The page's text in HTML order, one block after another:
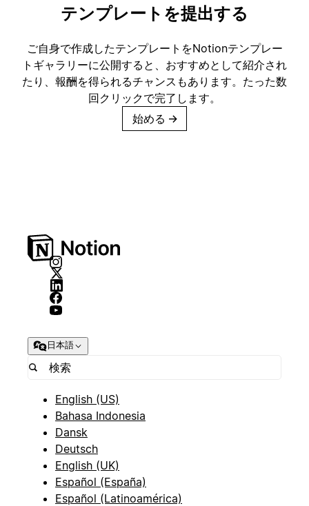
テンプレートを提出する
ご自身で作成したテンプレートをNotionテンプレー
トギャラリーに公開すると、おすすめとして紹介され
たり、報酬を得られるチャンスもあります。たった数
回クリックで完了します。
始める →
日本語
English (US)
Bahasa Indonesia
Dansk
Deutsch
English (UK)
Español (España)
Español (Latinoamérica)